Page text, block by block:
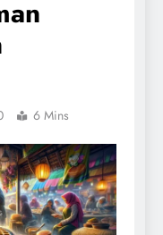
6 Mins